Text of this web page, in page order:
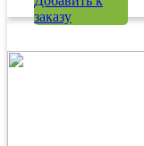
заказу